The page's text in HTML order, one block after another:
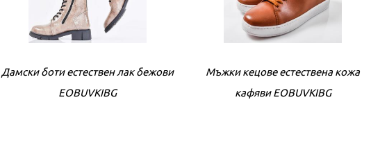
Дамски боти естествен лак бежови
EOBUVKIBG
Дамски боти естествена кожа
кафяви EOBUVKIBG
Мъжки кецове естествена кожа
кафяви EOBUVKIBG